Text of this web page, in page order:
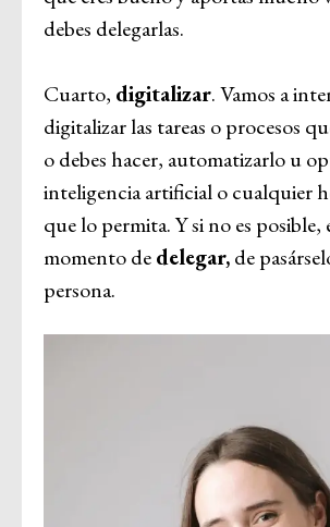
debes delegarlas.
Cuarto, digitalizar. Vamos a
digitalizar las tareas o procesos
o debes hacer, automatizarlo u
inteligencia artificial o cualquier
que lo permita. Y si no es posible,
momento dedelegar,de
persona.